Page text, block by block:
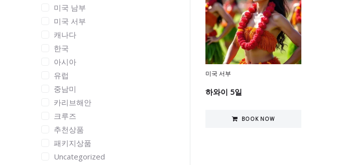
미국 남부
미국 서부
캐나다
한국
아시아
유럽
중남미
카리브해안
크루즈
추천상품
패키지상품
Uncategorized
미국 서부
하와이 5일
BOOK NOW